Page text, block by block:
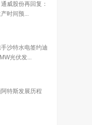
威股份再回复：
时间预...
沙特水电签约迪
光伏发...
特斯发展历程